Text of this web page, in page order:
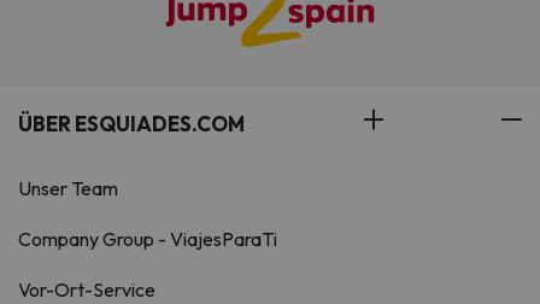
ÜBER ESQUIADES.COM
Unser Team
Company Group - ViajesParaTi
Vor-Ort-Service